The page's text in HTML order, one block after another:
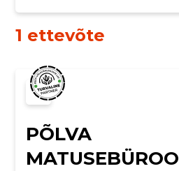
1 ettevõte
PÕLVA
MATUSEBÜROO